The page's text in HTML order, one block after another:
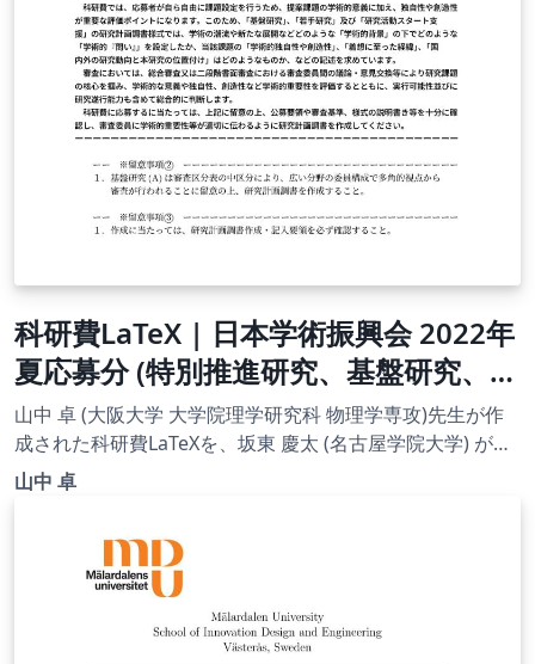
科研費LaTeX | 日本学術振興会 2022年
夏応募分 (特別推進研究、基盤研究、挑
戦的研究、若手研究) | 基盤研究（A）
(一般) | 2022.07.01
山中 卓 (大阪大学 大学院理学研究科 物理学専攻)先生が作
成された科研費LaTeXを、坂東 慶太 (名古屋学院大学) が了
承を得てテンプレート登録しています。 詳細はこちら↓を
山中 卓